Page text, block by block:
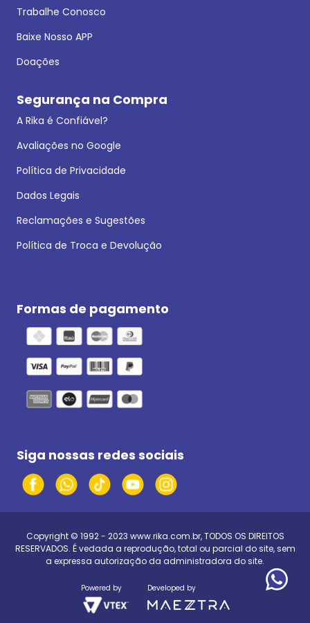
Trabalhe Conosco
Baixe Nosso APP
Doações
Segurança na Compra
A Rika é Confiável?
Avaliações no Google
Política de Privacidade
Dados Legais
Reclamações e Sugestões
Política de Troca e Devolução
Formas de pagamento
Siga nossas redes sociais
Copyright © 1992 - 2023 www.rika.com.br, TODOS OS DIREITOS
RESERVADOS. É vedada a reprodução, total ou parcial do site, sem
a expressa autorização da administradora do site.
Powered by Developed by